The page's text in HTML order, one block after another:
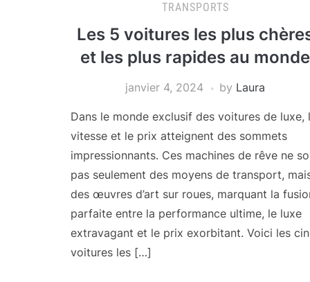
TRANSPORTS
Les 5 voitures les plus
et les plus rapides au monde
janvier 4, 2024 by Laura
Dans le monde exclusif des voitures de luxe,
vitesse et le prix atteignent des sommets
impressionnants. Ces machines de rêve ne
pas seulement des moyens de transport,
des œuvres d’art sur roues, marquant la
parfaite entre la performance ultime, le luxe
extravagant et le prix exorbitant. Voici les
voitures les […]